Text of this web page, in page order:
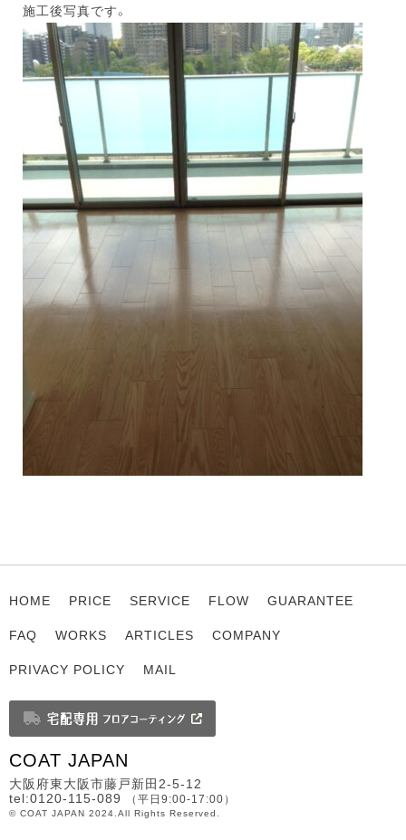
施工後写真です。
HOME PRICE SERVICE FLOW GUARANTEE
FAQ WORKS ARTICLES COMPANY
PRIVACY POLICY MAIL
COAT JAPAN
大阪府東大阪市藤戸新田2-5-12
tel:0120-115-089
（平日9:00-17:00）
© COAT JAPAN 2024.All Rights Reserved.